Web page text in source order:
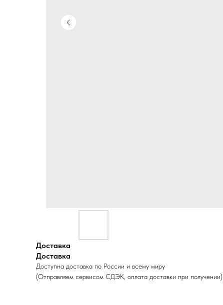
Доставка
Доставка
Доступна доставка по России и всему миру
(Отправляем сервисом СДЭК, оплата доставки при получении)